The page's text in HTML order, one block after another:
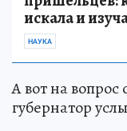
искала и
НАУКА
А вот на вопрос
губернатор